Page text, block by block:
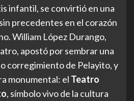
infantil, se convirtió en una
precedentes en el corazón
William López Durango,
apostó por sembrar una
corregimiento de Pelayito, y
monumental: el Teatro
, símbolo vivo de la cultura